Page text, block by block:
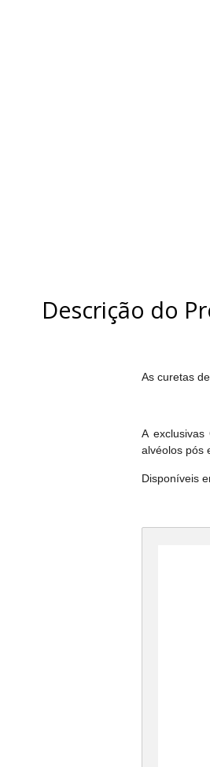
Descrição do
As curetas
A
alvéolos pós
Disponíveis